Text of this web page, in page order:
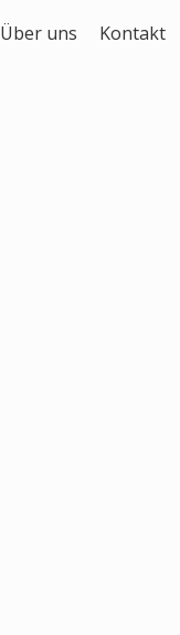
Über uns Kontakt